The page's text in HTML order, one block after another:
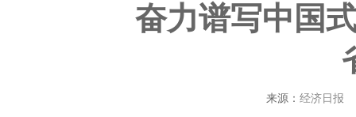
奋力谱写中国
来源： 经济日报